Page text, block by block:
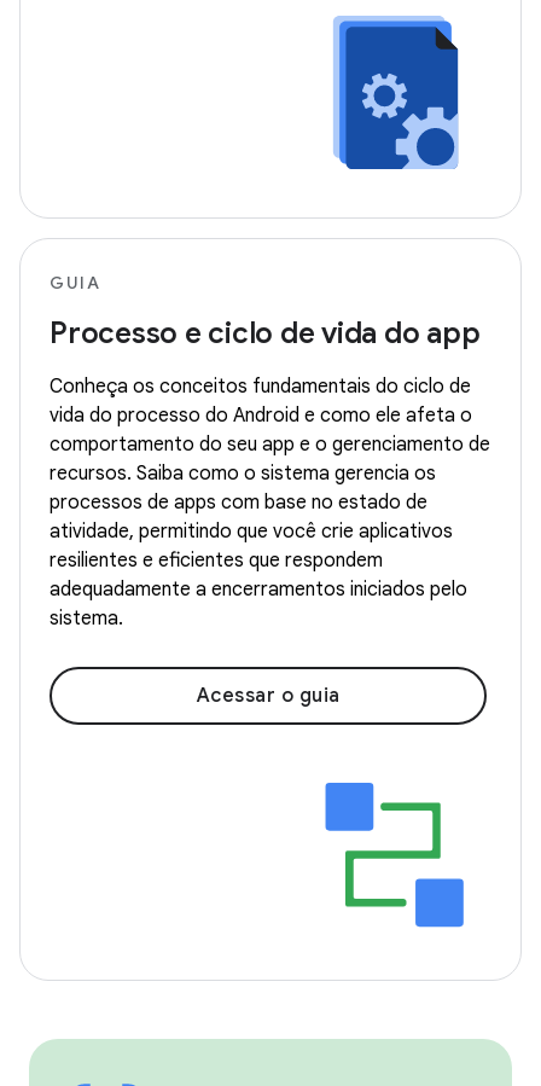
GUIA
Processo e ciclo de vida do app
Conheça os conceitos fundamentais do ciclo de
vida do processo do Android e como ele afeta o
comportamento do seu app e o gerenciamento de
recursos. Saiba como o sistema gerencia os
processos de apps com base no estado de
atividade, permitindo que você crie aplicativos
resilientes e eficientes que respondem
adequadamente a encerramentos iniciados pelo
sistema.
Acessar o guia